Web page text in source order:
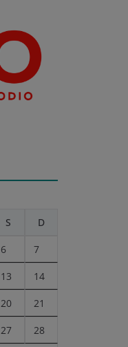
S D
6 7
13 14
20 21
27 28